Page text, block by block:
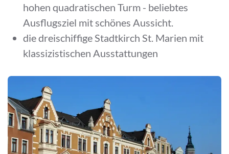
hohen quadratischen Turm - beliebtes
Ausflugsziel mit schönes Aussicht.
die dreischiffige Stadtkirch St. Marien mit
klassizistischen Ausstattungen